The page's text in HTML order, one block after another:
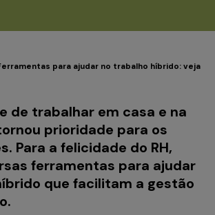
para ajudar no trabalho híbrido: veja
de trabalhar em casa e na
prioridade para os
Para a felicidade do RH,
ferramentas para ajudar
que facilitam a gestão